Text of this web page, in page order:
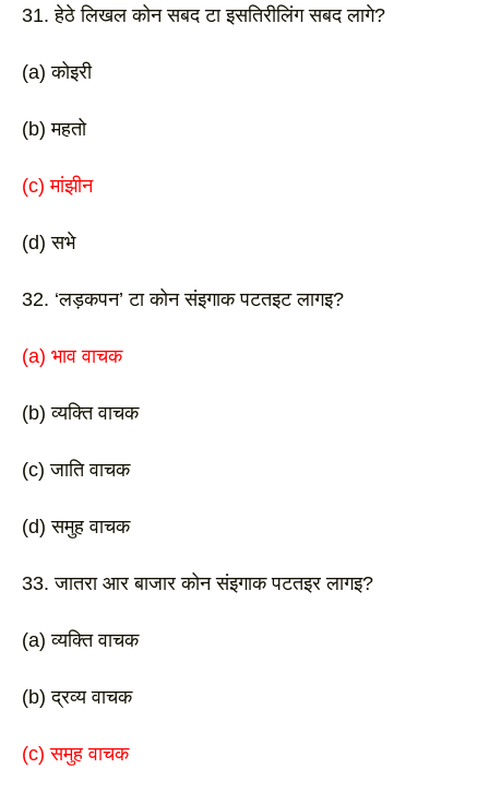
31. हेठे लिखल कोन सबद टा इसतिरीलिंग सबद लागे?
(a) कोइरी
(b) महतो
(c) मांझीन
(d) सभे
32. ‘लड़कपन’ टा कोन संइगाक पटतइट लागइ?
(a) भाव वाचक
(b) व्यक्ति वाचक
(c) जाति वाचक
(d) समुह वाचक
33. जातरा आर बाजार कोन संइगाक पटतइर लागइ?
(a) व्यक्ति वाचक
(b) द्रव्य वाचक
(c) समुह वाचक